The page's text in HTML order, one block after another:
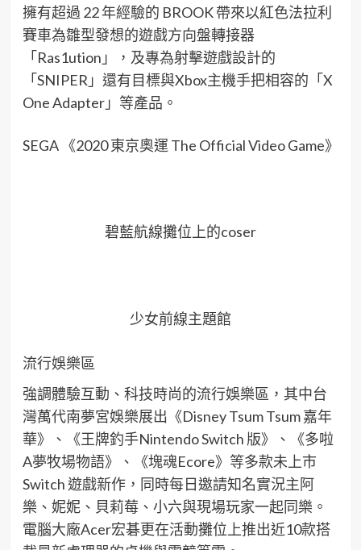
擁有超過 22 年經驗的 BROOK 帶來以紅色法拉利
賽車為雛型發想的遊戲方向盤轉接器
「Ras1ution」，及專為射擊遊戲設計的
「SNIPER」還有目標與Xbox主機手把相容的「X
One Adapter」等產品。
SEGA 《2020 東京奧運 The Official Video Game》
碧藍航線攤位上的coser
少女前線主題館
流行娛樂區
強調體驗互動、科技時尚的流行娛樂區，其中台
灣萬代南夢宮娛樂展出《Disney Tsum Tsum 嘉年
華》、《王牌釣手Nintendo Switch 版》、《多啦
A夢牧場物語》、《塊魂Ecore》等多款未上市
Switch 遊戲新作，同時每日邀請知名實況主阿
樂、妮妮、貝莉莓、小六與現場玩家一起同樂。
電腦大廠Acer宏碁更在活動攤位上推出近10款搭